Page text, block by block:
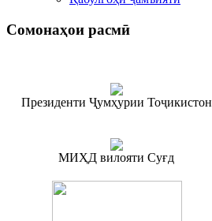
Сомонаҳои расмӣ
Президенти Ҷумҳурии Тоҷикистон
МИҲД вилояти Суғд